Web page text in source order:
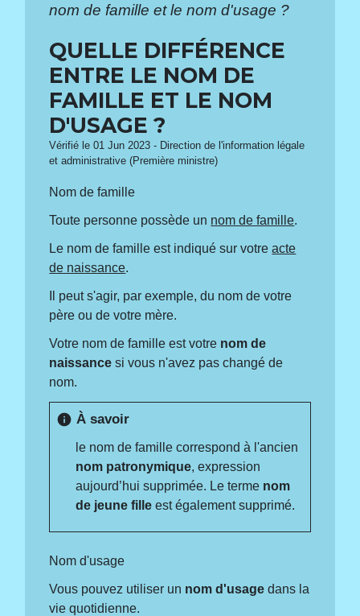
nom de famille et le nom d'usage ?
QUELLE DIFFÉRENCE
ENTRE LE NOM DE
FAMILLE ET LE NOM
D'USAGE ?
Vérifié le 01 Jun 2023 - Direction de l'information légale
et administrative (Première ministre)
Nom de famille
Toute personne possède un nom de famille.
Le nom de famille est indiqué sur votreacte
de naissance.
Il peut s'agir, par exemple, du nom de votre
père ou de votre mère.
Votre nom de famille est votre nom de
naissance si vous n'avez pas changé de
nom.
info À savoir
le nom de famille correspond à l'ancien
nom patronymique, expression
aujourd’hui supprimée. Le terme nom
de jeune fille est également supprimé.
Nom d'usage
Vous pouvez utiliser un nom d'usage dans la
vie quotidienne.